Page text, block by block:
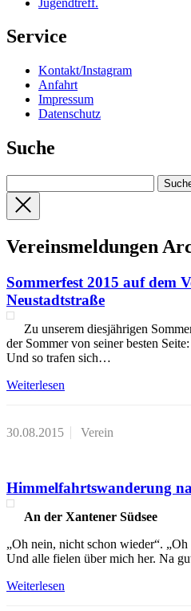
Service
Kontakt/Instagram
Anfahrt
Impressum
Datenschutz
Suche
Vereinsmeldungen
Sommerfest 2015 auf dem
Neustadtstraße
Zu unserem diesjährigen
der Sommer von seiner besten
Und so trafen sich…
Weiterlesen
30.08.2015 Verein
Himmelfahrtswanderung
An der Xantener Südsee
„Oh nein, nicht schon wieder“.
Und alle fielen über mich her. Na
Weiterlesen